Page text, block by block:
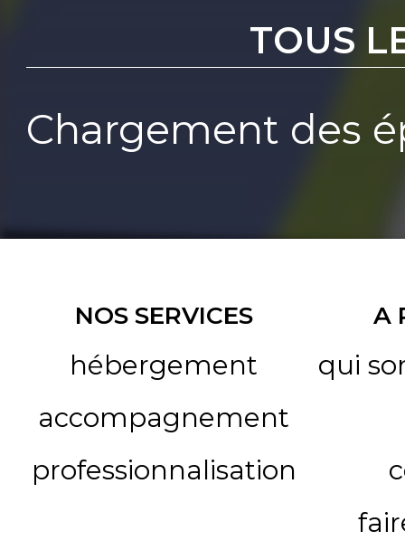
TOUS
Chargement des
NOS SERVICES
hébergement
accompagnement
professionnalisation
A
qui